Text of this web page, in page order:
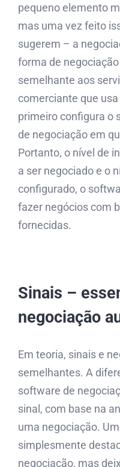
pequeno elemento
mas uma vez feito
sugerem – a
forma de
semelhante aos
comerciante que
primeiro configura o
de negociação em
Portanto, o nível de
a ser negociado e o
configurado, o
fazer negócios com
fornecidas.
Sinais –
negociação
Em teoria, sinais e
semelhantes. A
software de
sinal, com base na
uma negociação.
simplesmente
negociação, mas